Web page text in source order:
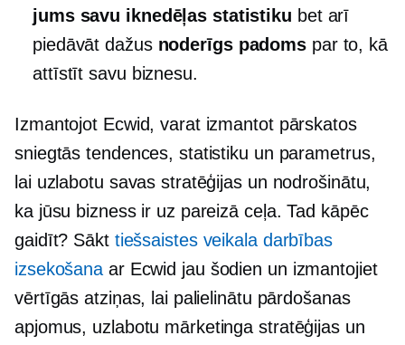
jums savu iknedēļas statistiku bet arī
piedāvāt dažus noderīgs padoms par to, kā
attīstīt savu biznesu.
Izmantojot Ecwid, varat izmantot pārskatos
sniegtās tendences, statistiku un parametrus,
lai uzlabotu savas stratēģijas un nodrošinātu,
ka jūsu bizness ir uz pareizā ceļa. Tad kāpēc
gaidīt? Sākt tiešsaistes veikala darbības
izsekošanaar Ecwid jau šodien un izmantojiet
vērtīgās atziņas, lai palielinātu pārdošanas
apjomus, uzlabotu mārketinga stratēģijas un